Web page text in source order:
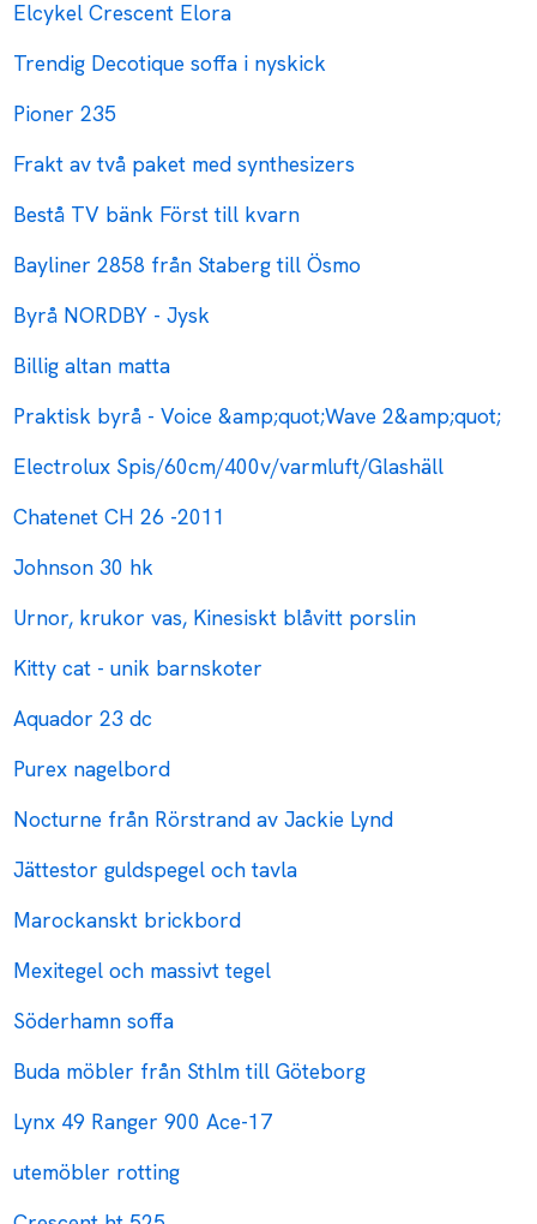
Elcykel Crescent Elora
Trendig Decotique soffa i nyskick
Pioner 235
Frakt av två paket med synthesizers
Bestå TV bänk Först till kvarn
Bayliner 2858 från Staberg till Ösmo
Byrå NORDBY - Jysk
Billig altan matta
Praktisk byrå - Voice &amp;quot;Wave 2&amp;quot;
Electrolux Spis/60cm/400v/varmluft/Glashäll
Chatenet CH 26 -2011
Johnson 30 hk
Urnor, krukor vas, Kinesiskt blåvitt porslin
Kitty cat - unik barnskoter
Aquador 23 dc
Purex nagelbord
Nocturne från Rörstrand av Jackie Lynd
Jättestor guldspegel och tavla
Marockanskt brickbord
Mexitegel och massivt tegel
Söderhamn soffa
Buda möbler från Sthlm till Göteborg
Lynx 49 Ranger 900 Ace-17
utemöbler rotting